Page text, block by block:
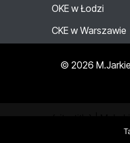
OKE w Łodzi
CKE w Warszawie
© 2026